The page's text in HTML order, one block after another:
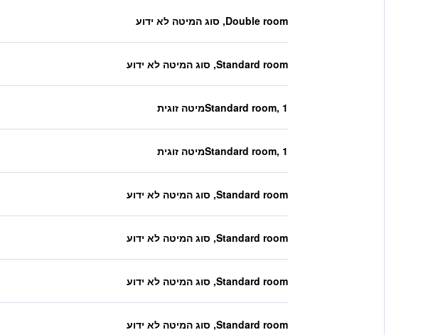
Double room, סוג המיטה לא ידוע
Standard room, סוג המיטה לא ידוע
Standard room, 1מיטה זוגית
Standard room, 1מיטה זוגית
Standard room, סוג המיטה לא ידוע
Standard room, סוג המיטה לא ידוע
Standard room, סוג המיטה לא ידוע
Standard room, סוג המיטה לא ידוע